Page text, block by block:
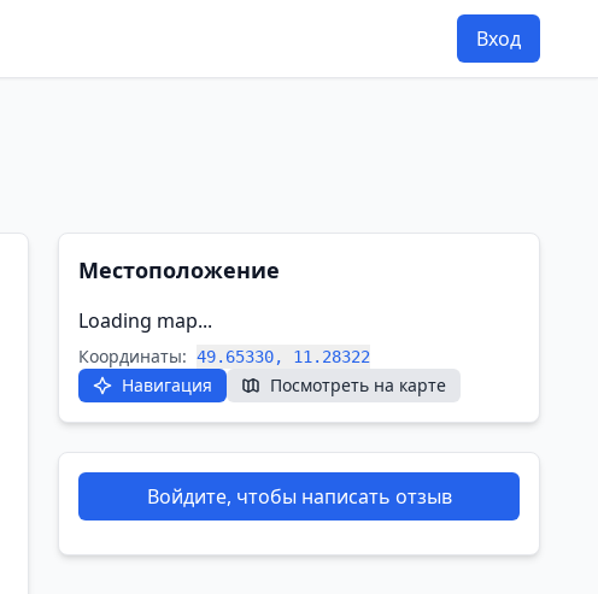
Вход
Местоположение
Loading map...
Координаты: 49.65330, 11.28322
Навигация Посмотреть на карте
Войдите, чтобы написать отзыв